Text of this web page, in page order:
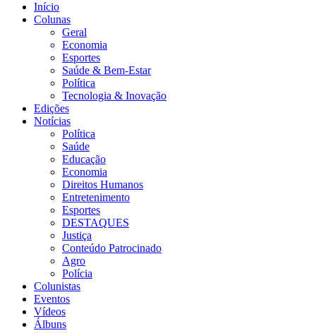
Início
Colunas
Geral
Economia
Esportes
Saúde & Bem-Estar
Política
Tecnologia & Inovação
Edições
Notícias
Política
Saúde
Educação
Economia
Direitos Humanos
Entretenimento
Esportes
DESTAQUES
Justiça
Conteúdo Patrocinado
Agro
Polícia
Colunistas
Eventos
Vídeos
Álbuns